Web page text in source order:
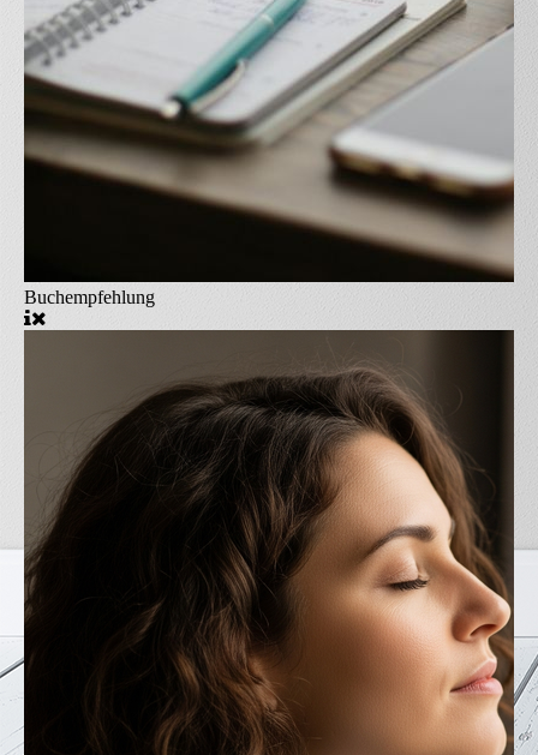
Buchempfehlung